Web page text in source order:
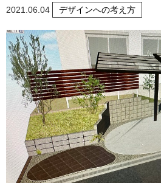
2021.06.04 デザインへの考え方